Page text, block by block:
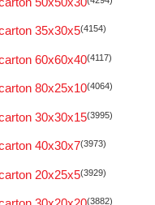
35x30x5(4154)
60x60x40(4117)
80x25x10(4064)
30x30x15(3995)
40x30x7(3973)
20x25x5(3929)
(3882)